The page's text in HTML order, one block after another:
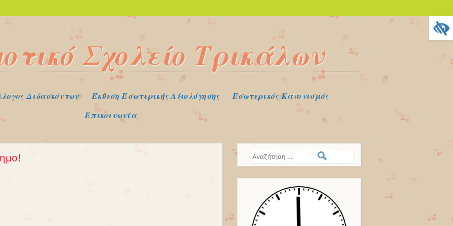
Σχολείο Τρικάλων
Διδασκόντων Έκθεση Εσωτερικής Αξιολόγησης
Εσωτερικός Κανονισμός
Επικοινωνία
Αναζήτηση